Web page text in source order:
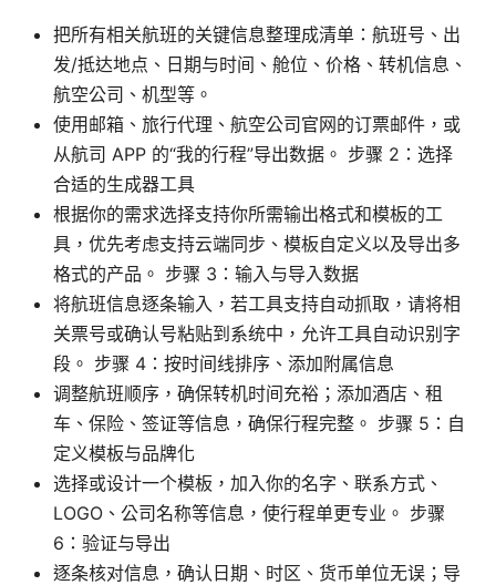
把所有相关航班的关键信息整理成清单：航班号、出
发/抵达地点、日期与时间、舱位、价格、转机信息、
航空公司、机型等。
使用邮箱、旅行代理、航空公司官网的订票邮件，或
从航司 APP 的“我的行程”导出数据。 步骤 2：选择
合适的生成器工具
根据你的需求选择支持你所需输出格式和模板的工
具，优先考虑支持云端同步、模板自定义以及导出多
格式的产品。 步骤 3：输入与导入数据
将航班信息逐条输入，若工具支持自动抓取，请将相
关票号或确认号粘贴到系统中，允许工具自动识别字
段。 步骤 4：按时间线排序、添加附属信息
调整航班顺序，确保转机时间充裕；添加酒店、租
车、保险、签证等信息，确保行程完整。 步骤 5：自
定义模板与品牌化
选择或设计一个模板，加入你的名字、联系方式、
LOGO、公司名称等信息，使行程单更专业。 步骤
6：验证与导出
逐条核对信息，确认日期、时区、货币单位无误；导